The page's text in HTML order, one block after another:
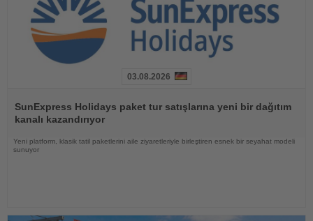
Oku
03.08.2026
SunExpress Holidays paket tur satışlarına yeni bir dağıtım
kanalı kazandırıyor
Yeni platform, klasik tatil paketlerini aile ziyaretleriyle birleştiren esnek bir seyahat modeli
sunuyor